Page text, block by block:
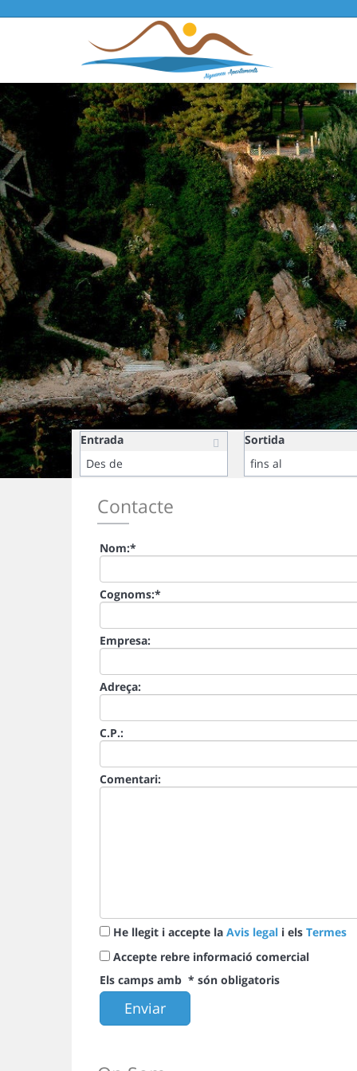
Entrada Sortida
Contacte
Nom:*
Cognoms:*
Empresa:
Adreça:
C.P.:
Comentari:
He llegit i accepte la Avis legali els Termes
Accepte rebre informació comercial
Els camps amb *són obligatoris